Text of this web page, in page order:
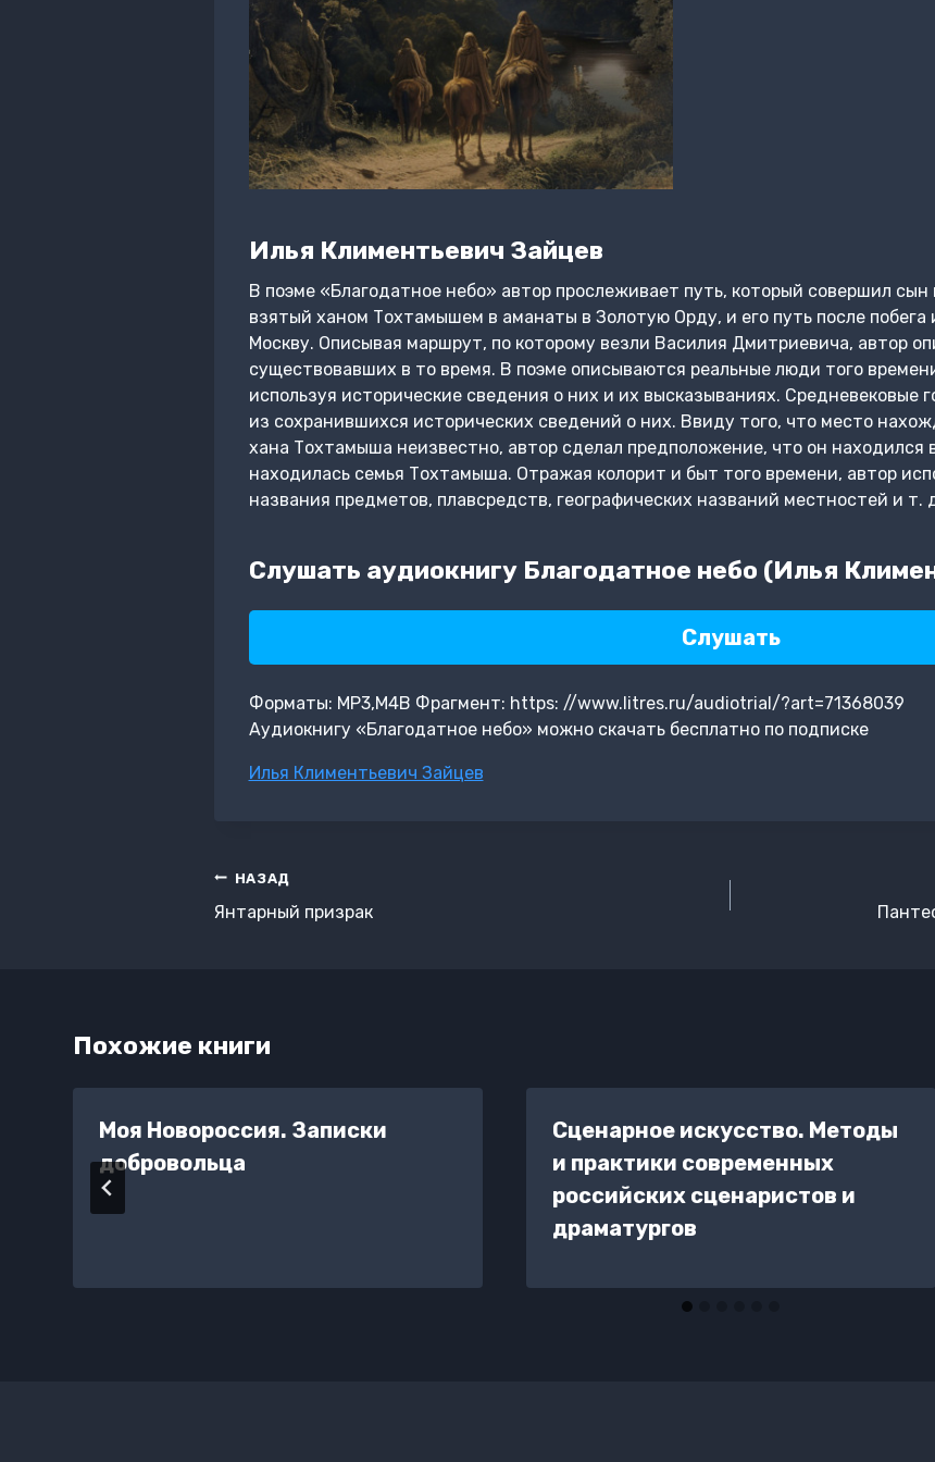
Илья Климентьевич Зайцев
В поэме «Благодатное небо» автор прослеживает путь, который совершил
взятый ханом Тохтамышем в аманаты в Золотую Орду, и его путь после
Москву. Описывая маршрут, по которому везли Василия Дмитриевича, автор
существовавших в то время. В поэме описываются реальные люди того
используя исторические сведения о них и их высказываниях. Средневековые
из сохранившихся исторических сведений о них. Ввиду того, что место
хана Тохтамыша неизвестно, автор сделал предположение, что он находился
находилась семья Тохтамыша. Отражая колорит и быт того времени, автор
названия предметов, плавсредств, географических названий местностей и т.
Слушать аудиокнигу Благодатное небо (Илья
Слушать
Форматы: MP3,M4B Фрагмент: https: //www.litres.ru/audiotrial/?art=71368039
Аудиокнигу «Благодатное небо» можно скачать бесплатно по подписке
Метки
Илья Климентьевич Зайцев
Навигация
по
НАЗАД
Янтарный призрак
Похожие книги
Моя Новороссия. Записки
добровольца
Сценарное искусство. Методы
и практики современных
российских сценаристов и
драматургов